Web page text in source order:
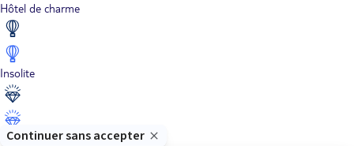
Hôtel de charme
Insolite
Luxe